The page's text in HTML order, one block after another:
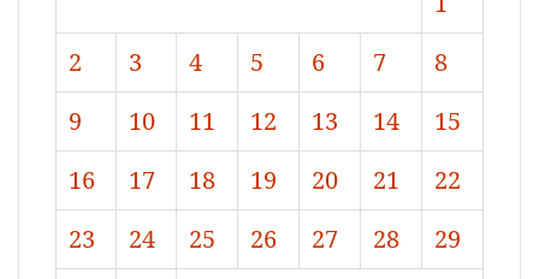
2
3 4 5 6 7
8
9
10 11 12 13 14
15
16
17 18 19 20 21
22
23
24 25 26 27 28
29